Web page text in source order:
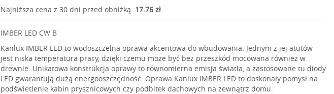
Najniższa cena z 30 dni przed obniżką: 17.76 zł
IMBER LED CW B
Kanlux IMBER LED to wodoszczelna oprawa akcentowa do wbudowania. Jednym z jej atutów
jest niska temperatura pracy, dzięki czemu może być bez przeszkód mocowana również w
drewnie. Unikatowa konstrukcja oprawy to równomierna emisja światła, a zastosowane tu diody
LED gwarantują dużą energooszczędność. Oprawa Kanlux IMBER LED to doskonały pomysł na
podświetlenie kabin prysznicowych czy podbitek dachowych na zewnątrz domu.